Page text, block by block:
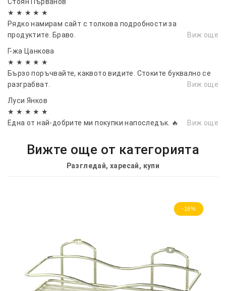
★ ★ ★ ★ ★
Рядко намирам сайт с толкова подробности за
продуктите. Браво.
Виж още
Г-жа Цанкова
★ ★ ★ ★ ★
Бързо поръчвайте, каквото видите. Стоките буквално се
разграбват.
Виж още
Луси Янков
★ ★ ★ ★ ★
Една от най-добрите ми покупки напоследък. 🔥
Виж още
Вижте още от категорията
Разгледай, харесай, купи
-18%